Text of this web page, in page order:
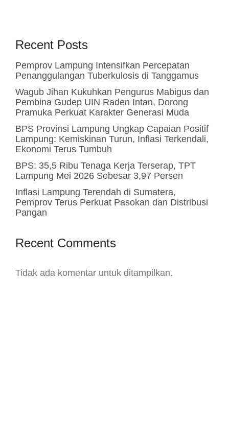
Recent Posts
Pemprov Lampung Intensifkan Percepatan
Penanggulangan Tuberkulosis di Tanggamus
Wagub Jihan Kukuhkan Pengurus Mabigus dan
Pembina Gudep UIN Raden Intan, Dorong
Pramuka Perkuat Karakter Generasi Muda
BPS Provinsi Lampung Ungkap Capaian Positif
Lampung: Kemiskinan Turun, Inflasi Terkendali,
Ekonomi Terus Tumbuh
BPS: 35,5 Ribu Tenaga Kerja Terserap, TPT
Lampung Mei 2026 Sebesar 3,97 Persen
Inflasi Lampung Terendah di Sumatera,
Pemprov Terus Perkuat Pasokan dan Distribusi
Pangan
Recent Comments
Tidak ada komentar untuk ditampilkan.